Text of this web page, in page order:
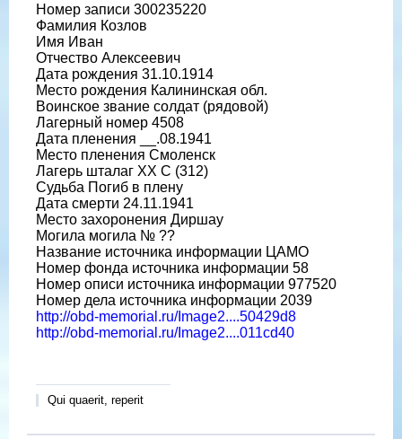
Номер записи 300235220
Фамилия Козлов
Имя Иван
Отчество Алексеевич
Дата рождения 31.10.1914
Место рождения Калининская обл.
Воинское звание солдат (рядовой)
Лагерный номер 4508
Дата пленения __.08.1941
Место пленения Смоленск
Лагерь шталаг XX C (312)
Судьба Погиб в плену
Дата смерти 24.11.1941
Место захоронения Диршау
Могила могила № ??
Название источника информации ЦАМО
Номер фонда источника информации 58
Номер описи источника информации 977520
Номер дела источника информации 2039
http://obd-memorial.ru/Image2....50429d8
http://obd-memorial.ru/Image2....011cd40
Qui quaerit, reperit